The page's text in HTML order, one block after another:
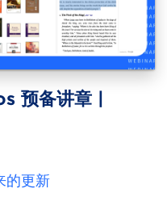
预备讲章 |
的更新